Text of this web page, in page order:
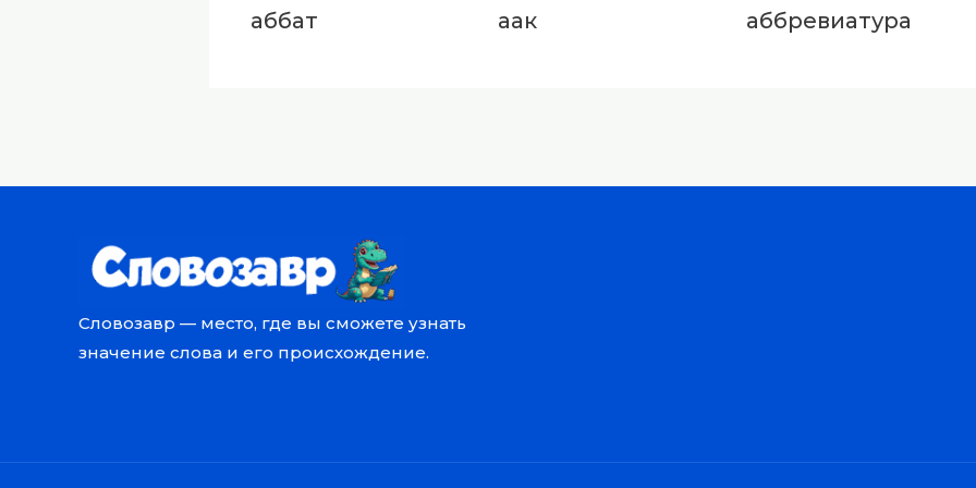
аббат аак аббревиатура
Словозавр — место, где вы сможете узнать
значение слова и его происхождение.